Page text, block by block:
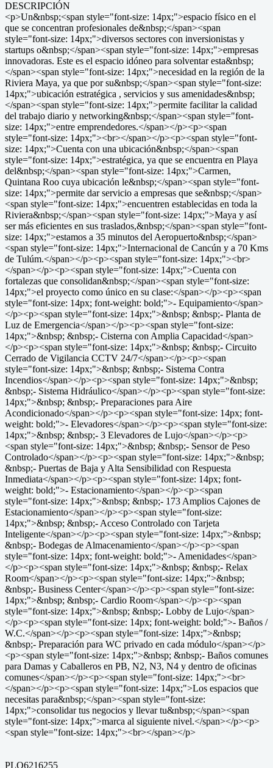
DESCRIPCIÓN
<p>Un&nbsp;<span style="font-size: 14px;">espacio físico en el
que se concentran profesionales de&nbsp;</span><span
style="font-size: 14px;">diversos sectores con inversionistas y
startups o&nbsp;</span><span style="font-size: 14px;">empresas
innovadoras. Este es el espacio idóneo para solventar esta&nbsp;
</span><span style="font-size: 14px;">necesidad en la región de la
Riviera Maya, ya que por su&nbsp;</span><span style="font-size:
14px;">ubicación estratégica , servicios y sus amenidades&nbsp;
</span><span style="font-size: 14px;">permite facilitar la calidad
del trabajo diario y networking&nbsp;</span><span style="font-
size: 14px;">entre emprendedores.</span></p><p><span
style="font-size: 14px;"><br></span></p><p><span style="font-
size: 14px;">Cuenta con una ubicación&nbsp;</span><span
style="font-size: 14px;">estratégica, ya que se encuentra en Playa
del&nbsp;</span><span style="font-size: 14px;">Carmen,
Quintana Roo cuya ubicación le&nbsp;</span><span style="font-
size: 14px;">permite dar servicio a empresas que se&nbsp;</span>
<span style="font-size: 14px;">encuentren establecidas en toda la
Riviera&nbsp;</span><span style="font-size: 14px;">Maya y así
ser más eficientes en sus traslados,&nbsp;</span><span style="font-
size: 14px;">estamos a 35 minutos del Aeropuerto&nbsp;</span>
<span style="font-size: 14px;">Internacional de Cancún y a 70 Kms
de Tulúm.</span></p><p><span style="font-size: 14px;"><br>
</span></p><p><span style="font-size: 14px;">Cuenta con
fortalezas que consolidan&nbsp;</span><span style="font-size:
14px;">el proyecto como único en su clase:</span></p><p><span
style="font-size: 14px; font-weight: bold;">- Equipamiento</span>
</p><p><span style="font-size: 14px;">&nbsp; &nbsp;- Planta de
Luz de Emergencia</span></p><p><span style="font-size:
14px;">&nbsp; &nbsp;- Cisterna con Amplia Capacidad</span>
</p><p><span style="font-size: 14px;">&nbsp; &nbsp;- Circuito
Cerrado de Vigilancia CCTV 24/7</span></p><p><span
style="font-size: 14px;">&nbsp; &nbsp;- Sistema Contra
Incendios</span></p><p><span style="font-size: 14px;">&nbsp;
&nbsp;- Sistema Hidráulico</span></p><p><span style="font-size:
14px;">&nbsp; &nbsp;- Preparaciones para Aire
Acondicionado</span></p><p><span style="font-size: 14px; font-
weight: bold;">- Elevadores</span></p><p><span style="font-size:
14px;">&nbsp; &nbsp;- 3 Elevadores de Lujo</span></p><p>
<span style="font-size: 14px;">&nbsp; &nbsp;- Sensor de Peso
Controlado</span></p><p><span style="font-size: 14px;">&nbsp;
&nbsp;- Puertas de Baja y Alta Sensibilidad con Respuesta
Inmediata</span></p><p><span style="font-size: 14px; font-
weight: bold;">- Estacionamiento</span></p><p><span
style="font-size: 14px;">&nbsp; &nbsp;- 173 Amplios Cajones de
Estacionamiento</span></p><p><span style="font-size:
14px;">&nbsp; &nbsp;- Acceso Controlado con Tarjeta
Inteligente</span></p><p><span style="font-size: 14px;">&nbsp;
&nbsp;- Bodegas de Almacenamiento</span></p><p><span
style="font-size: 14px; font-weight: bold;">- Amenidades</span>
</p><p><span style="font-size: 14px;">&nbsp; &nbsp;- Relax
Room</span></p><p><span style="font-size: 14px;">&nbsp;
&nbsp;- Business Center</span></p><p><span style="font-size:
14px;">&nbsp; &nbsp;- Cardio Room</span></p><p><span
style="font-size: 14px;">&nbsp; &nbsp;- Lobby de Lujo</span>
</p><p><span style="font-size: 14px; font-weight: bold;">- Baños /
W.C.</span></p><p><span style="font-size: 14px;">&nbsp;
&nbsp;- Preparación para WC privado en cada módulo</span></p>
<p><span style="font-size: 14px;">&nbsp; &nbsp;- Baños comunes
para Damas y Caballeros en PB, N2, N3, N4 y dentro de oficinas
comunes</span></p><p><span style="font-size: 14px;"><br>
</span></p><p><span style="font-size: 14px;">Los espacios que
necesitas para&nbsp;</span><span style="font-size:
14px;">consolidar tus negocios y llevar tu&nbsp;</span><span
style="font-size: 14px;">marca al siguiente nivel.</span></p><p>
<span style="font-size: 14px;"><br></span></p>
PLO6216255